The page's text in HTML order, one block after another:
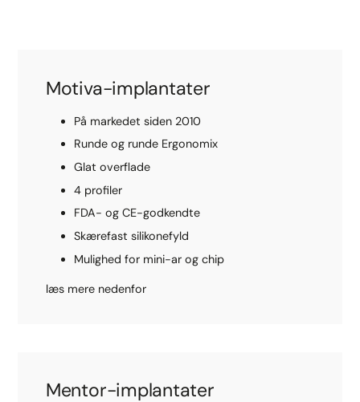
Motiva-implantater
På markedet siden 2010
Runde og runde Ergonomix
Glat overflade
4 profiler
FDA- og CE-godkendte
Skærefast silikonefyld
Mulighed for mini-ar og chip
læs mere nedenfor
Mentor-implantater